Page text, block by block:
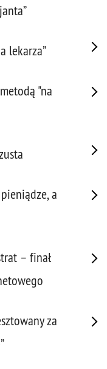
lekarza”
"na
a
– finał
za